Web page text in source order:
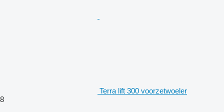
Terra lift 300 voorzetwoeler
8